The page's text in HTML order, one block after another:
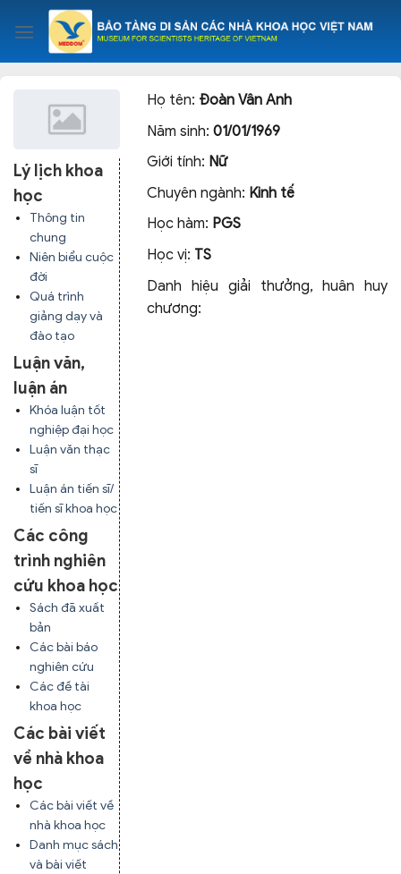
content
Lý lịch khoa
học
Thông tin
chung
Niên biểu cuộc
đời
Quá trình
giảng dạy và
đào tạo
Luận văn,
luận án
Khóa luận tốt
nghiệp đại học
Luận văn thạc
sĩ
Luận án tiến sĩ/
tiến sĩ khoa học
Các công
trình nghiên
cứu khoa học
Sách đã xuất
bản
Các bài báo
nghiên cứu
Các đề tài
khoa học
Các bài viết
về nhà khoa
học
Các bài viết về
nhà khoa học
Danh mục sách
và bài viết
Họ tên: Đoàn Vân Anh
Năm sinh:01/01/1969
Giới tính: Nữ
Chuyên ngành: Kinh tế
Học hàm: PGS
Học vị: TS
Danh hiệu giải thưởng, huân huy
chương: